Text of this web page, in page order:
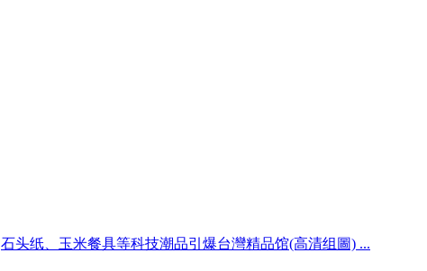
石头纸、玉米餐具等科技潮品引爆台灣精品馆(高清组圖) ...